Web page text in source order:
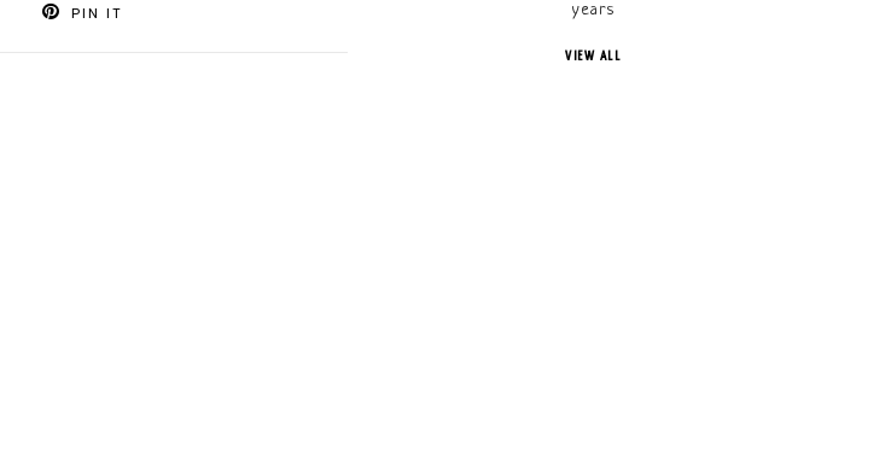
PIN IT
years
VIEW ALL